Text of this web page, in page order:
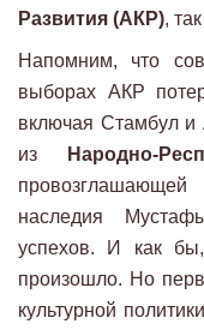
Развития (АКР),
Напомним, что
выборах АКР
включая Стамбул и
из
Народно-
наследия
успехов. И как
произошло. Но
культурной